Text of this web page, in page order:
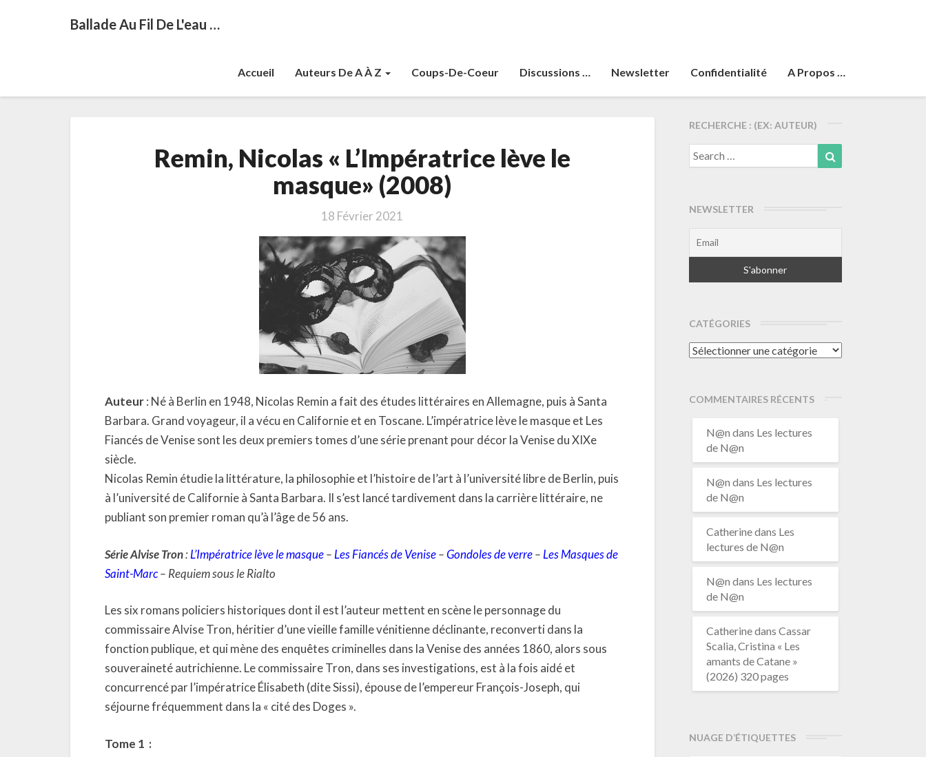
Ballade Au Fil De L'eau …
Accueil Auteurs De A À Z Coups-De-Coeur Discussions … Newsletter Confidentialité A Propos …
Nicolas
L’Impératrice
le
masque»
(2008)
Remin, Nicolas « L’Impératrice lève le
masque» (2008)
18 Février 2021
Auteur: Né à Berlin en 1948, Nicolas Remin a fait des études littéraires en Allemagne, puis à Santa
Barbara. Grand voyageur, il a vécu en Californie et en Toscane. L’impératrice lève le masque et Les
Fiancés de Venise sont les deux premiers tomes d’une série prenant pour décor la Venise du XIXe
siècle.
Nicolas Remin étudie la littérature, la philosophie et l’histoire de l’art à l’université libre de Berlin, puis
à l’université de Californie à Santa Barbara. Il s’est lancé tardivement dans la carrière littéraire, ne
publiant son premier roman qu’à l’âge de 56 ans.
Série Alvise Tron:L’Impératrice lève le masque– Les Fiancés de Venise–Gondoles de verre– Les Masques de
Saint-Marc– Requiem sous le Rialto
Les six romans policiers historiques dont il est l’auteur mettent en scène le personnage du
commissaire Alvise Tron, héritier d’une vieille famille vénitienne déclinante, reconverti dans la
fonction publique, et qui mène des enquêtes criminelles dans la Venise des années 1860, alors sous
souveraineté autrichienne. Le commissaire Tron, dans ses investigations, est à la fois aidé et
concurrencé par l’impératrice Élisabeth (dite Sissi), épouse de l’empereur François-Joseph, qui
séjourne fréquemment dans la « cité des Doges ».
Tome 1 :
RECHERCHE : (EX: AUTEUR)
Search
for:
NEWSLETTER
CATÉGORIES
Catégories
COMMENTAIRES RÉCENTS
N@n dans Les lectures
de N@n
N@n dans Les lectures
de N@n
Catherinedans Les
lectures de N@n
N@n dans Les lectures
de N@n
Catherinedans Cassar
Scalia, Cristina « Les
amants de Catane »
(2026) 320 pages
NUAGE D’ÉTIQUETTES